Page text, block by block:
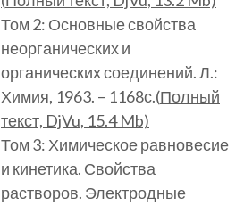
Том 2: Основные свойства
неорганических и
органических соединений. Л.:
Химия, 1963. – 1168с.(Полный
текст, DjVu, 15.4 Mb)
Том 3: Химическое равновесие
и кинетика. Свойства
растворов. Электродные